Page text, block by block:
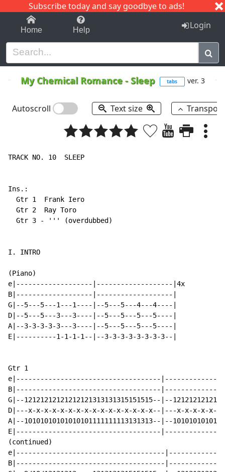
Subscribe today and say goodbye to ads!
1-9 C I J
Home Help Login
My Chemical Romance-Sleep tabs ver. 3
Autoscroll Text size
TRACK NO. 10  SLEEP
Ins.:
  Gtr 1  Frank Iero
  Gtr 2  Ray Toro
  Gtr 3 - ''' (overdubbed)
I. INTRO
(Piano)
e|-------------------|-------------------|4x
B|-------------------|-------------------|
G|--5---5---1---1----|--5---5---4---4----|
D|--5---5---3---3----|--5---5---5---5----|
A|--3-3-3-3-3---3----|--5---5---5---5----|
E|----------1-1-1-1--|--3-3-3-3-3-3-3-3--|
Gtr 1
e|------------------------------------
B|------------------------------------
G|--12121212121212121313131315151515--|--
D|---x-x-x-x-x-x-x-x-x-x-x-x-x-x-x-x--|---x-x-x-x-x-
A|--10101010101010101111111113131313--|--
E|------------------------------------
(continued)
e|-------------------------------------
B|-------------------------------------